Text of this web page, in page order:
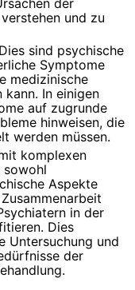
der
und zu
sind psychische
Symptome
medizinische
kann. In einigen
auf zugrunde
hinweisen, die
werden müssen.
komplexen
sowohl
Aspekte
in der
Dies
Untersuchung und
der